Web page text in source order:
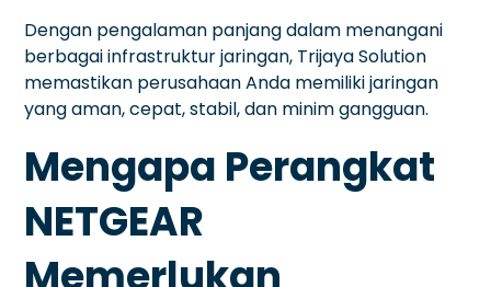
Dengan pengalaman panjang dalam menangani
berbagai infrastruktur jaringan, Trijaya Solution
memastikan perusahaan Anda memiliki jaringan
yang aman, cepat, stabil, dan minim gangguan.
Mengapa Perangkat
NETGEAR